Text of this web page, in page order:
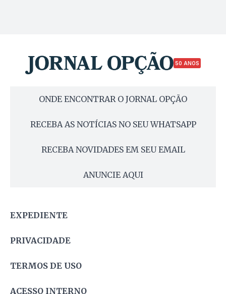
50 ANOS
ONDE ENCONTRAR O JORNAL OPÇÃO
RECEBA AS NOTÍCIAS NO SEU WHATSAPP
RECEBA NOVIDADES EM SEU EMAIL
ANUNCIE AQUI
EXPEDIENTE
PRIVACIDADE
TERMOS DE USO
ACESSO INTERNO